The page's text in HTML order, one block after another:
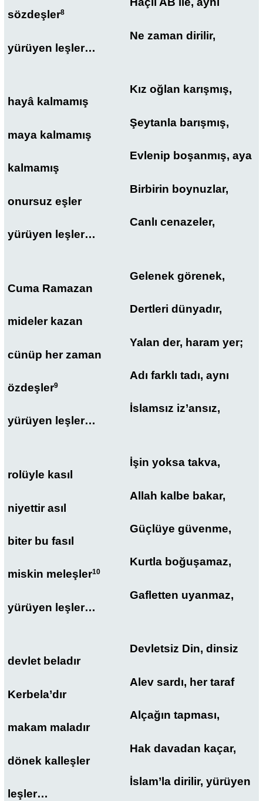
sözdeşler8
Ne zaman dirilir,
yürüyen leşler…
Kız oğlan karışmış,
hayâ kalmamış
Şeytanla barışmış,
maya kalmamış
Evlenip boşanmış, aya
kalmamış
Birbirin boynuzlar,
onursuz eşler
Canlı cenazeler,
yürüyen leşler…
Gelenek görenek,
Cuma Ramazan
Dertleri dünyadır,
mideler kazan
Yalan der, haram yer;
cünüp her zaman
Adı farklı tadı, aynı
özdeşler9
İslamsız iz’ansız,
yürüyen leşler…
İşin yoksa takva,
rolüyle kasıl
Allah kalbe bakar,
niyettir asıl
Güçlüye güvenme,
biter bu fasıl
Kurtla boğuşamaz,
miskin meleşler10
Gafletten uyanmaz,
yürüyen leşler…
Devletsiz Din, dinsiz
devlet beladır
Alev sardı, her taraf
Kerbela’dır
Alçağın tapması,
makam maladır
Hak davadan kaçar,
dönek kalleşler
İslam’la dirilir, yürüyen
leşler…